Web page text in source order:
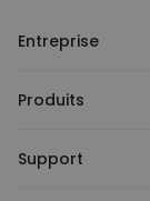
Entreprise
Produits
Support